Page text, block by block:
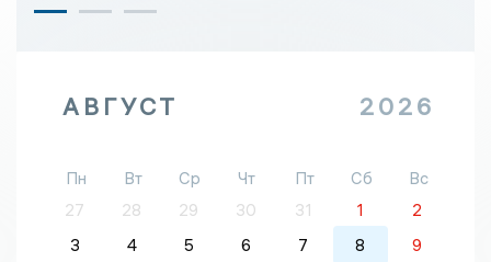
АВГУСТ 2026
Пн Вт Ср Чт Пт Сб
Вс
27
28 29 30 31 1
2
3
4 5 6 7 8
9